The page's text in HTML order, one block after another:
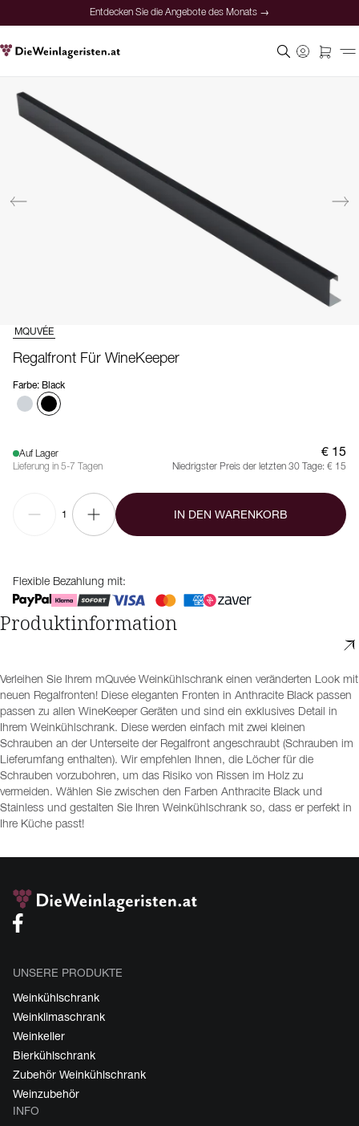
Entdecken Sie die Angebote des Monats →
MQUVÉE
Regalfront Für WineKeeper
Farbe: Black
Auf Lager
Lieferung in 5-7 Tagen
€ 15
Niedrigster Preis der letzten 30 Tage: € 15
1 IN DEN WARENKORB
Flexible Bezahlung mit:
Produktinformation
Verleihen Sie Ihrem mQuvée Weinkühlschrank einen veränderten Look mit
neuen Regalfronten! Diese eleganten Fronten in Anthracite Black passen
passen zu allen WineKeeper Geräten und sind ein exklusives Detail in
Ihrem Weinkühlschrank. Diese werden einfach mit zwei kleinen
Schrauben an der Unterseite der Regalfront angeschraubt (Schrauben im
Lieferumfang enthalten). Wir empfehlen Ihnen, die Löcher für die
Schrauben vorzubohren, um das Risiko von Rissen im Holz zu
vermeiden. Wählen Sie zwischen den Farben Anthracite Black und
Stainless und gestalten Sie Ihren Weinkühlschrank so, dass er perfekt in
Ihre Küche passt!
UNSERE PRODUKTE
Weinkühlschrank
Weinklimaschrank
Weinkeller
Bierkühlschrank
Zubehör Weinkühlschrank
Weinzubehör
INFO